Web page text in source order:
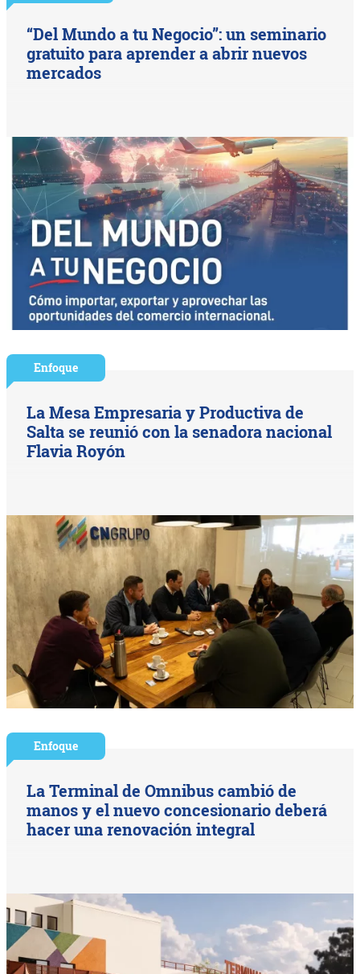
“Del Mundo a tu Negocio”: un seminario
gratuito para aprender a abrir nuevos
mercados
Enfoque
La Mesa Empresaria y Productiva de
Salta se reunió con la senadora nacional
Flavia Royón
Enfoque
La Terminal de Omnibus cambió de
manos y el nuevo concesionario deberá
hacer una renovación integral